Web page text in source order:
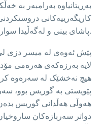
بەڕیتانیاوە بەرامبەر بە
کاریگەرییەکانی
پاشای بینی و لەگەڵیدا سواری پشتی حوشتربوون.
پێش ئەوەی لە میسر دزی
لایە بەرزەکەی هەرەمی
هیچ نەخشێک لە سەرەوە
پێویستی بە گوریس بوو،
هەوڵی هەڵدانی گوریس
دواتر سەربازەکان